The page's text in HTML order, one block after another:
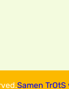
Samen